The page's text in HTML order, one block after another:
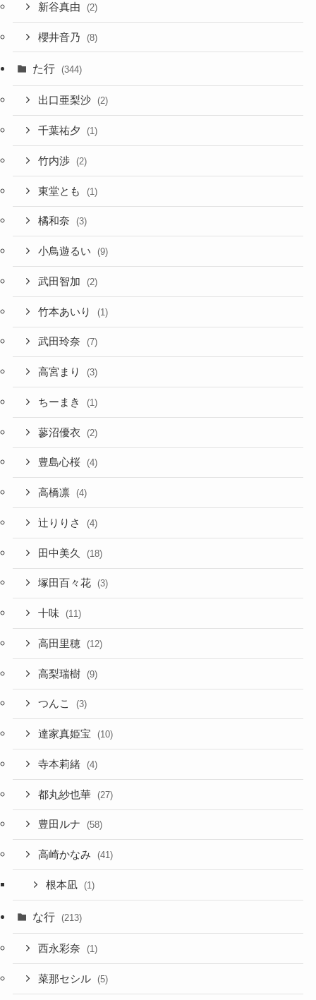
新谷真由 (2)
櫻井音乃 (8)
た行 (344)
出口亜梨沙 (2)
千葉祐夕 (1)
竹内渉 (2)
東堂とも (1)
橘和奈 (3)
小鳥遊るい (9)
武田智加 (2)
竹本あいり (1)
武田玲奈 (7)
高宮まり (3)
ちーまき (1)
蓼沼優衣 (2)
豊島心桜 (4)
高橋凛 (4)
辻りりさ (4)
田中美久 (18)
塚田百々花 (3)
十味 (11)
高田里穂 (12)
高梨瑞樹 (9)
つんこ (3)
達家真姫宝 (10)
寺本莉緒 (4)
都丸紗也華 (27)
豊田ルナ (58)
高崎かなみ (41)
根本凪 (1)
な行 (213)
西永彩奈 (1)
菜那セシル (5)